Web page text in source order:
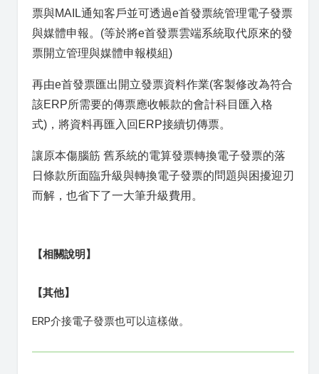
票與MAIL通知客戶並可透過e首發票統管理電子發票
與媒體申報。(等於將e首發票雲端系統取代原來的發
票開立管理與媒體申報模組)
再由e首發票匯出開立發票資料作業(客製修改為符合
該ERP所需要的傳票應收帳款的會計科目匯入格
式)，將資料再匯入回ERP接續切傳票。
讓原本傷腦筋 舊系統的電算發票轉換電子發票的落
日條款所面臨升級與轉換電子發票的問題與困擾迎刃
而解，也省下了一大筆升級費用。
【相關說明】
【其他】
ERP介接電子發票也可以這樣做。